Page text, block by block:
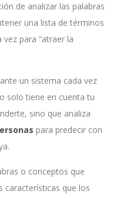
de analizar las palabras
una lista de términos
para “atraer la
un sistema cada vez
solo tiene en cuenta tu
sino que analiza
para predecir con
o conceptos que
características que los